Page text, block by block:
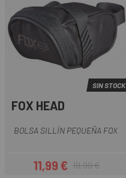
SIN STOCK
FOX HEAD
BOLSA SILLÍ­N PEQUEÑA FOX
Precio
11,99 €Precio regular
19,99 €